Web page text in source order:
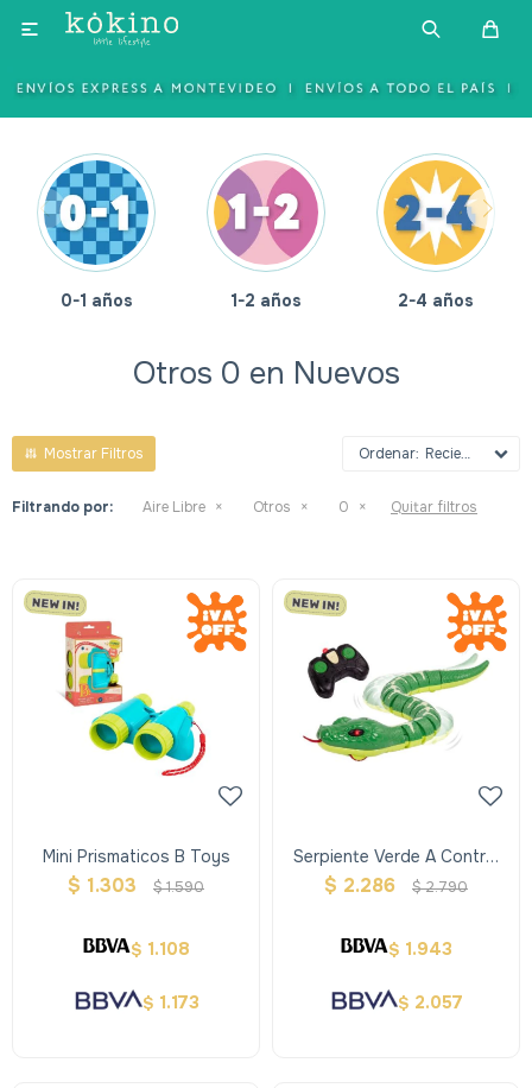

0-1 años 1-2 años 2-4 años
Otros 0 en Nuevos
Recientes
Filtrando por: Aire Libre Otros 0 Quitar filtros
Mini Prismaticos B Toys
$ 1.303 $1.590
$ 1.108
$ 1.173
Serpiente Verde A Control
Remoto Terra
$ 2.286 $2.790
$ 1.943
$ 2.057